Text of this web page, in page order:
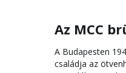
Az MCC
A Budapesten
családja az